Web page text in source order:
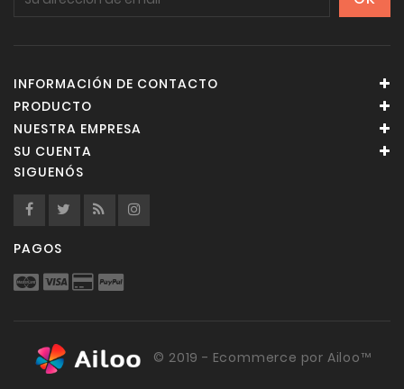
INFORMACIÓN DE CONTACTO
PRODUCTO
NUESTRA EMPRESA
SU CUENTA
SIGUENÓS
PAGOS
© 2019 - Ecommerce por Ailoo™